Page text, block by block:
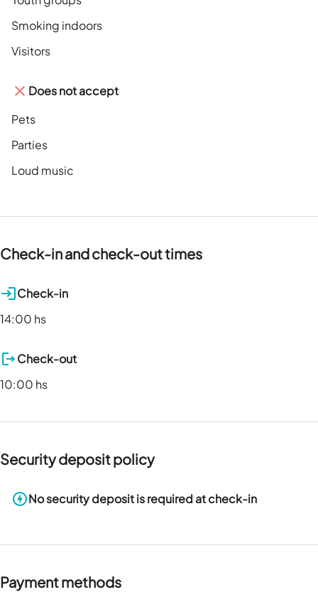
Smoking indoors
Visitors
Does not accept
Pets
Parties
Loud music
Check-in and check-out times
Check-in
14:00 hs
Check-out
10:00 hs
Security deposit policy
No security deposit is required at check-in
Payment methods